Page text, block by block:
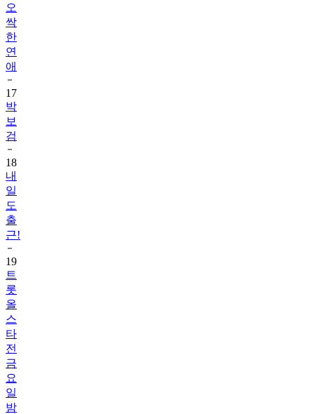
오
싹
한
연
애
17
박
보
검
18
내
일
도
출
근!
19
트
롯
올
스
타
전
금
요
일
밤